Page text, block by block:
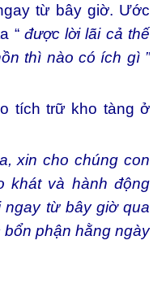
từ bây giờ. Ước
“được lời lãi cả thế
thì nào có ích gì ”
tích trữ kho tàng ở
xin cho chúng con
khát và hành động
từ bây giờ qua
phận hằng ngày